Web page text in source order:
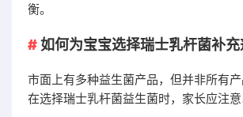
衡。
如何为宝宝选择瑞士乳杆菌补充
市面上有多种益生菌产品，但并非所有产
在选择瑞士乳杆菌益生菌时，家长应注意